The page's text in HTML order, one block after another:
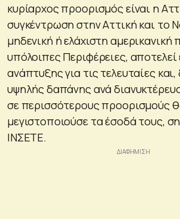
κυρίαρχος προορισμός είναι η
συγκέντρωση στην Αττική και το
μηδενική ή ελάχιστη αμερικανική
υπόλοιπες Περιφέρειες, αποτελεί
ανάπτυξης για τις τελευταίες
υψηλής δαπάνης ανά
σε περισσότερους προορισμούς
μεγιστοποιούσε τα έσοδά τους,
ΙΝΣΕΤΕ.